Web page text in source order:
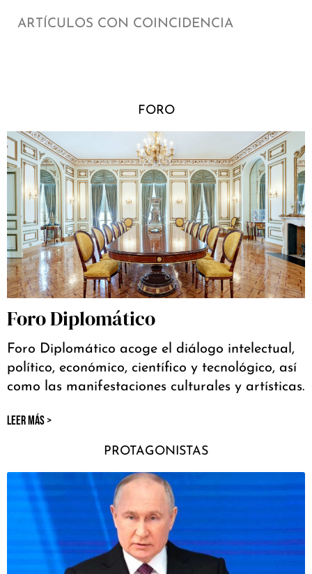
ARTÍCULOS CON COINCIDENCIA
FORO
Foro Diplomático
Foro Diplomático acoge el diálogo intelectual,
político, económico, científico y tecnológico, así
como las manifestaciones culturales y artísticas.
LEER MÁS >
PROTAGONISTAS